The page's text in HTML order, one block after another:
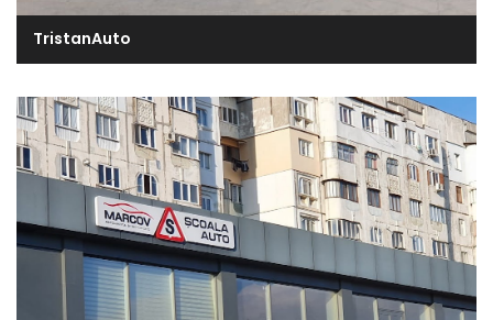
TristanAuto